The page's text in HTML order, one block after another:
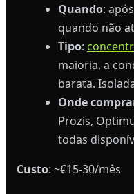
Quando:
quando não
Tipo:
maioria, a
barata.
Onde
Prozis,
todas
Custo: ~€15-30/mês